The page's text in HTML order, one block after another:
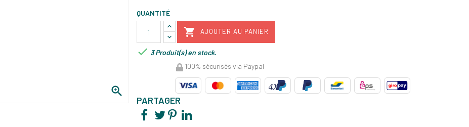

QUANTITÉ
 AJOUTER AU PANIER
 3 Produit(s) en stock.
100% sécurisés via Paypal
PARTAGER